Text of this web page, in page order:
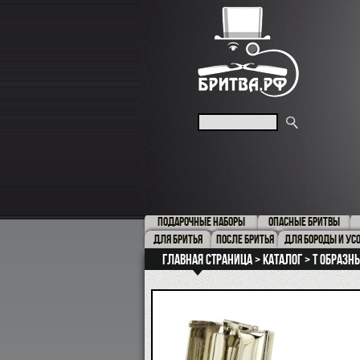
ПОДАРОЧНЫЕ НАБОРЫ
ОПАСНЫЕ БРИТВЫ
ДЛЯ БРИТЬЯ
ПОСЛЕ БРИТЬЯ ДЛЯ БОРОДЫ И
Главная страница Каталог Т